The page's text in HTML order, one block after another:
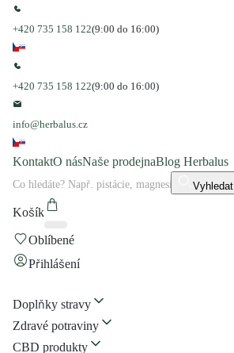
+420 735 158 122(9:00 do 16:00)
+420 735 158 122(9:00 do 16:00)
info@herbalus.cz
KontaktO násNaše prodejnaBlog Herbalus
Vyhledat
Košík
Oblíbené
Přihlášení
Doplňky stravy
Zdravé potraviny
CBD produkty